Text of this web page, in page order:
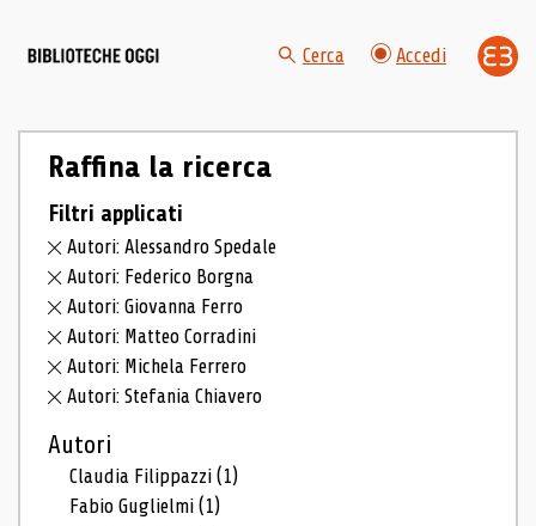
Cerca Accedi
Raffina la ricerca
Filtri applicati
Autori: Alessandro Spedale
Autori: Federico Borgna
Autori: Giovanna Ferro
Autori: Matteo Corradini
Autori: Michela Ferrero
Autori: Stefania Chiavero
Autori
Claudia Filippazzi(1)
Fabio Guglielmi(1)